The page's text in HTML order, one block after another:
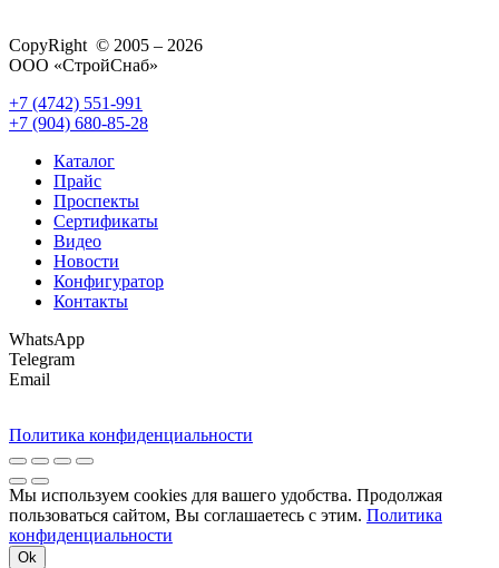
CopyRight © 2005 – 2026
ООО «СтройСнаб»
+7 (4742) 551-991
+7 (904) 680-85-28
Каталог
Прайс
Проспекты
Сертификаты
Видео
Новости
Конфигуратор
Контакты
WhatsApp
Telegram
Email
Политика конфиденциальности
Мы используем cookies для вашего удобства. Продолжая
пользоваться сайтом, Вы соглашаетесь с этим. Политика
конфиденциальности
Ok